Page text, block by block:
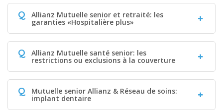
Q Allianz Mutuelle senior et retraité: les
garanties «Hospitalière plus»
Q Allianz Mutuelle santé senior: les
restrictions ou exclusions à la couverture
Q Mutuelle senior Allianz & Réseau de soins:
implant dentaire